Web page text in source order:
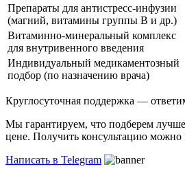
Препараты для антистресс-инфузии
(магний, витамины группы B и др.)
Витаминно-минеральный комплекс
для внутривенного введения
Индивидуальный медикаментозный
подбор (по назначению врача)
Круглосуточная поддержка —
Мы гарантируем, что подберем
цене. Получить консультацию можно
Написать в Telegram